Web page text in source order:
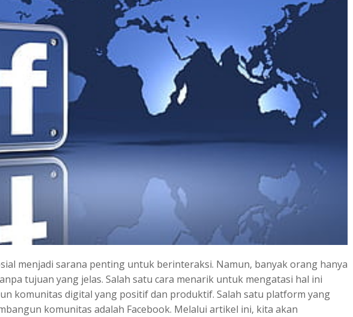
menjadi sarana penting untuk berinteraksi. Namun, banyak orang hanya
tujuan yang jelas. Salah satu cara menarik untuk mengatasi hal ini
komunitas digital yang positif dan produktif. Salah satu platform yang
komunitas adalah Facebook. Melalui artikel ini, kita akan